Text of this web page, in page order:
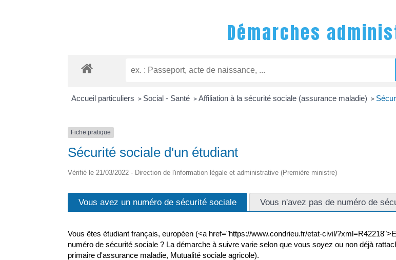
Démarches
Accueil particuliers > Social - Santé > Affiliation à la sécurité sociale (assurance maladie) >
Fiche pratique
Sécurité sociale d'un étudiant
Vérifié le 21/03/2022 - Direction de l'information légale et administrative (Première ministre)
Vous avez un numéro de sécurité sociale Vous n'avez pas de numéro de
Vous êtes étudiant français, européen (<a href="https://www.condrieu.fr/etat-civil/
numéro de sécurité sociale ? La démarche à suivre varie selon que vous soyez ou non déjà
primaire d'assurance maladie, Mutualité sociale agricole).